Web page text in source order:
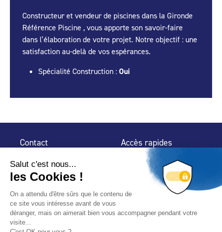
Constructeur et vendeur de piscines dans la Gironde
Référence Piscine , vous apporte son savoir-faire
dans l’élaboration de votre projet. Notre objectif : une
satisfaction au-delà de vos espérances.
Spécialité Construction : Oui
Contact
32 rue de Mogador
75 009 Paris
Accès rapides
Espace Presse
Trouver un
professionnel